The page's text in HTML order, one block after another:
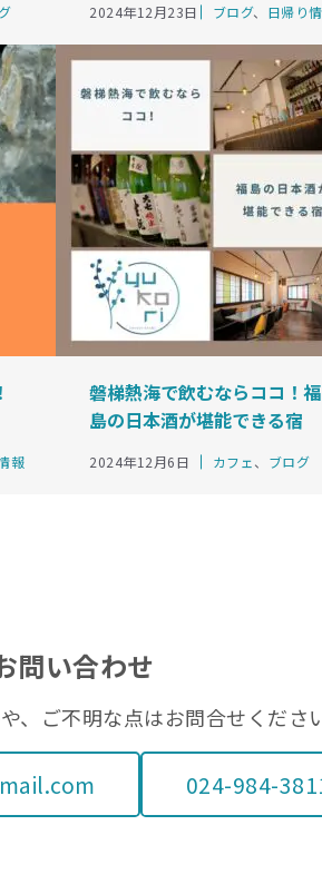
2024年12月23日
カ
ゴ
ー
ブログ、 日帰り
報
磐梯熱海で飲むならココ！福
島の日本酒が堪能できる宿
2024年12月6日
カ
カフェ、 ブログ
問い合わせ
、ご不明な点はお問合せくださ
024-984-